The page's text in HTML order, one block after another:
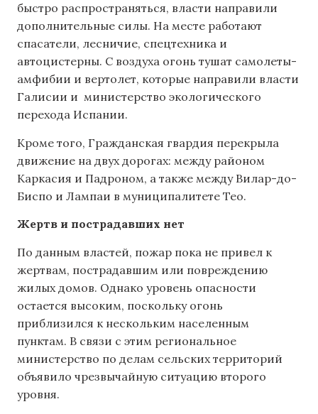
быстро распространяться, власти направили
дополнительные силы. На месте работают
спасатели, лесничие, спецтехника и
автоцистерны. С воздуха огонь тушат самолеты-
амфибии и вертолет, которые направили власти
Галисии и министерство экологического
перехода Испании.
Кроме того, Гражданская гвардия перекрыла
движение на двух дорогах: между районом
Каркасия и Падроном, а также между Вилар-до-
Биспо и Лампаи в муниципалитете Тео.
Жертв и пострадавших нет
По данным властей, пожар пока не привел к
жертвам, пострадавшим или повреждению
жилых домов. Однако уровень опасности
остается высоким, поскольку огонь
приблизился к нескольким населенным
пунктам. В связи с этим региональное
министерство по делам сельских территорий
объявило чрезвычайную ситуацию второго
уровня.